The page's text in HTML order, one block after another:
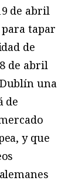
de abril
tapar
de
de abril
una
de
y que